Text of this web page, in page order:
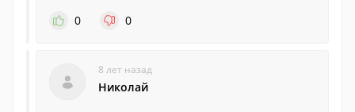
0
0
8 лет назад
Николай